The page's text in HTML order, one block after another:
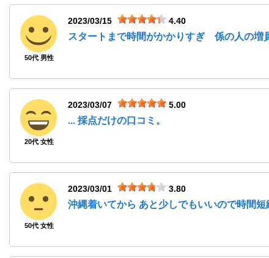
50代 男性
2023/03/15 4.40
スタートまで時間がかかりすぎ 係の人の増
20代 女性
2023/03/07 5.00
... 採点だけの口コミ。
50代 女性
2023/03/01 3.80
沖縄着いてから あと少しでもいいので時間短